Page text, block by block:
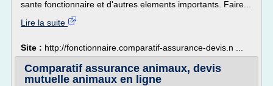
sante fonctionnaire et d'autres elements importants. Faire...
Lire la suite
Site : http://fonctionnaire.comparatif-assurance-devis.n ...
Comparatif assurance animaux, devis
mutuelle animaux en ligne